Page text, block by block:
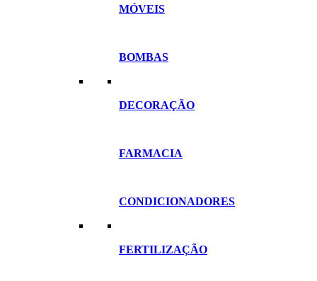
MÓVEIS
BOMBAS
DECORAÇÃO
FARMACIA
CONDICIONADORES
FERTILIZAÇÃO